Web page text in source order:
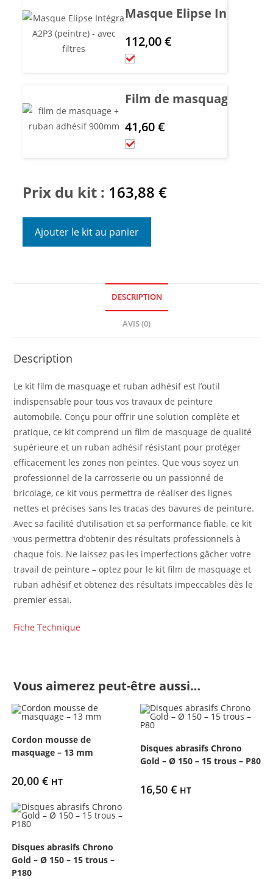
Masque Elipse Intégra
112,00€
Film de masquage +
41,60€
Prix du kit : 163,88€
Ajouter le kit au panier
DESCRIPTION
AVIS (0)
Description
Le kit film de masquage et ruban adhésif est l’outil
indispensable pour tous vos travaux de peinture
automobile. Conçu pour offrir une solution complète et
pratique, ce kit comprend un film de masquage de qualité
supérieure et un ruban adhésif résistant pour protéger
efficacement les zones non peintes. Que vous soyez un
professionnel de la carrosserie ou un passionné de
bricolage, ce kit vous permettra de réaliser des lignes
nettes et précises sans les tracas des bavures de peinture.
Avec sa facilité d’utilisation et sa performance fiable, ce kit
vous permettra d’obtenir des résultats professionnels à
chaque fois. Ne laissez pas les imperfections gâcher votre
travail de peinture – optez pour le kit film de masquage et
ruban adhésif et obtenez des résultats impeccables dès le
premier essai.
Fiche Technique
Vous aimerez peut-être aussi…
Cordon mousse de
masquage – 13 mm
20,00 € HT
Disques abrasifs Chrono
Gold – Ø 150 – 15 trous – P80
16,50€ HT
Disques abrasifs Chrono
Gold – Ø 150 – 15 trous –
P180